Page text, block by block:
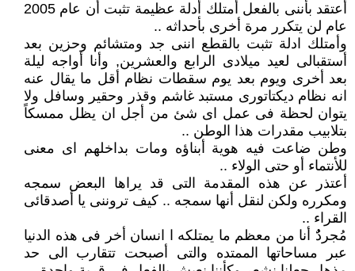
أعتقد بأننى بالفعل أمتلك أدلة عظيمة تثبت أن عام 2005
عام لن يتكرر مرة أخرى بأحداثه ..
وأمتلك ادلة تثبت بالقطع اننى جد ومتشائم وحزين بعد
أستقبالى لعيد ميلادى الرابع والعشرين, وأنا أواجه ليلة
بعد أخرى ويوم بعد يوم سقطات نظام أقل ما يقال عنه
انه نظام ديكتاتورى مستبد غاشم وقذر وحقير وسافل ولا
يتوان لحظة فى عمل اى شئ من أجل ان يظل ممسكاً
بتلابيب مقدرات هذا الوطن ..
وطن ضاعت فيه هوية أبناؤه ومات بداخلهم اى معنى
للأنتماء أو حتى الولاء ..
أعتذر عن هذه المقدمة التى قد يراها البعض سمجه
ومكرره ولكن لنقل أنها سمجه .. كيف تروننى يا أصدقائى
القراء ..
مُجردٌُ أنا من معظم ما يمتلكه ا انسان أخر فى هذه الدنيا
عبر مساحاتها الممتده والتى أصبحت تتقارب الى حد